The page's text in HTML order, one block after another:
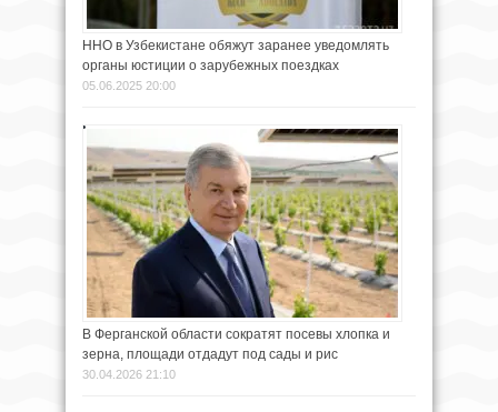
ННО в Узбекистане обяжут заранее уведомлять
органы юстиции о зарубежных поездках
05.06.2025 20:00
В Ферганской области сократят посевы хлопка и
зерна, площади отдадут под сады и рис
30.04.2026 21:10